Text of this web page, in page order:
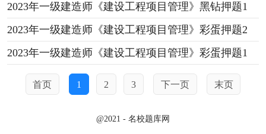
2023年一级建造师《建设工程项目管理》黑钻押题1
2023年一级建造师《建设工程项目管理》彩蛋押题2
2023年一级建造师《建设工程项目管理》彩蛋押题1
首页 1 2 3 下一页 末页
@2021 - 名校题库网